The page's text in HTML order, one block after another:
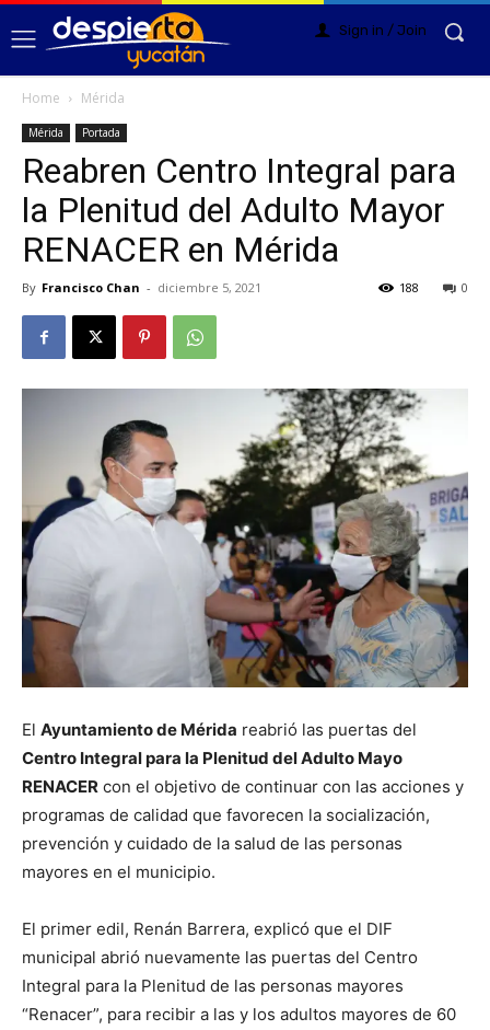
Sign in / Join
Home Mérida
Mérida Portada
Reabren Centro Integral para
la Plenitud del Adulto Mayor
RENACER en Mérida
By Francisco Chan - diciembre 5, 2021 0
188
El Ayuntamiento de Mérida reabrió las puertas del
Centro Integral para la Plenitud del Adulto Mayo
RENACER con el objetivo de continuar con las acciones y
programas de calidad que favorecen la socialización,
prevención y cuidado de la salud de las personas
mayores en el municipio.
El primer edil, Renán Barrera, explicó que el DIF
municipal abrió nuevamente las puertas del Centro
Integral para la Plenitud de las personas mayores
“Renacer”, para recibir a las y los adultos mayores de 60